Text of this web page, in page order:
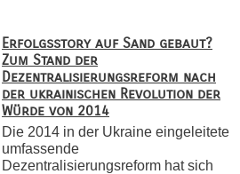
Erfolgsstory auf Sand gebaut?
Zum Stand der
Dezentralisierungsreform nach
der ukrainischen Revolution der
Würde von 2014
Die 2014 in der Ukraine eingeleitete
umfassende
Dezentralisierungsreform hat sich